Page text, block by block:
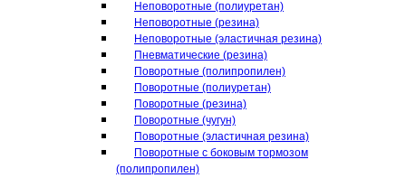
Неповоротные (полиуретан)
Неповоротные (резина)
Неповоротные (эластичная резина)
Пневматические (резина)
Поворотные (полипропилен)
Поворотные (полиуретан)
Поворотные (резина)
Поворотные (чугун)
Поворотные (эластичная резина)
Поворотные c боковым тормозом
(полипропилен)